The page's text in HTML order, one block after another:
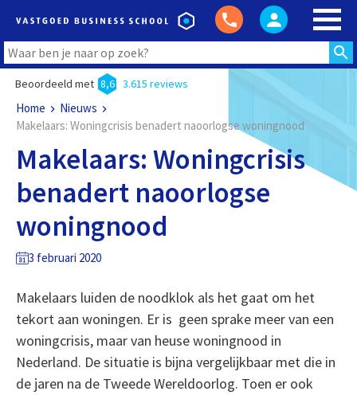
Beoordeeld met 8,6 3.615 reviews
Home
Nieuws
Makelaars: Woningcrisis benadert naoorlogse woningnood
Makelaars: Woningcrisis
benadert naoorlogse
woningnood
3 februari 2020
Makelaars luiden de noodklok als het gaat om het
tekort aan woningen. Er is geen sprake meer van een
woningcrisis, maar van heuse woningnood in
Nederland. De situatie is bijna vergelijkbaar met die in
de jaren na de Tweede Wereldoorlog. Toen er ook